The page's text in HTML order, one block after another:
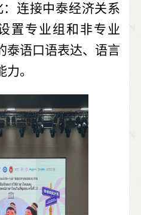
连接中泰经济关系
置专业组和非专业
泰语口语表达、语言
。